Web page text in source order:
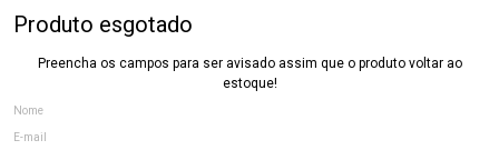
Produto esgotado
Preencha os campos para ser avisado assim que o produto voltar ao
estoque!